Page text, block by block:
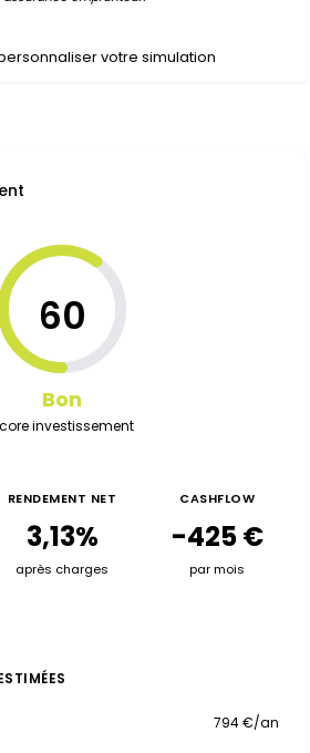
votre simulation
60
Bon
investissement
RENDEMENT NET
3,13%
après charges
CASHFLOW
-425 €
par mois
794 €/an